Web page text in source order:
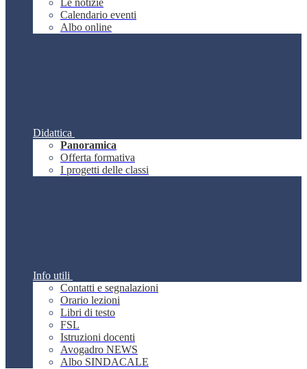
Le notizie
Calendario eventi
Albo online
Didattica
Panoramica
Offerta formativa
I progetti delle classi
Info utili
Contatti e segnalazioni
Orario lezioni
Libri di testo
FSL
Istruzioni docenti
Avogadro NEWS
Albo SINDACALE